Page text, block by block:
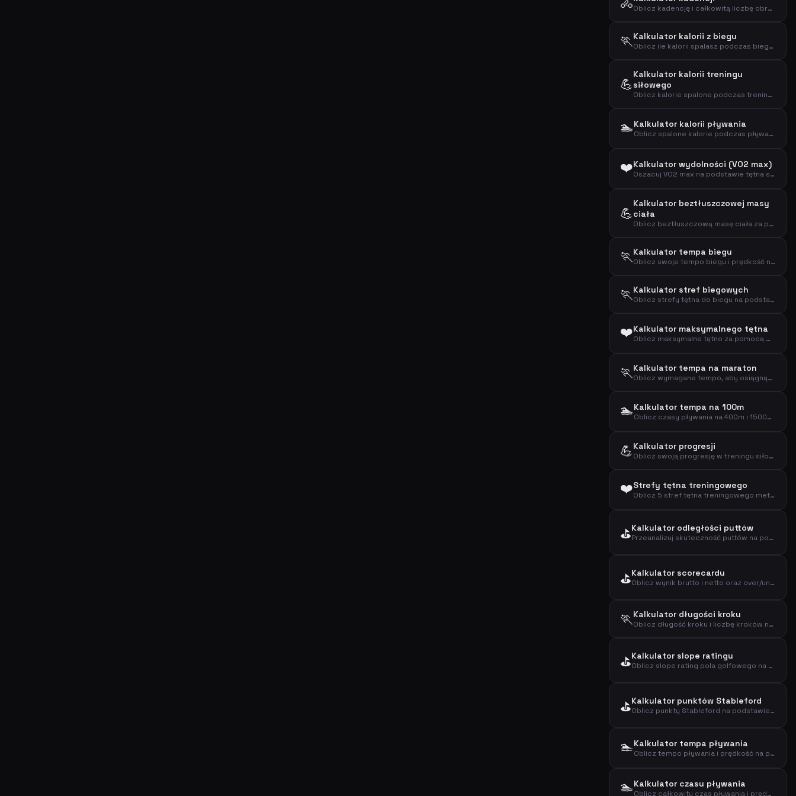
Oblicz kadencję i całkowitą liczbę obrotów pedałów podczas jazdy na rowerze
🏃Kalkulator kalorii z biegu
Oblicz ile kalorii spalasz podczas biegu na podstawie wagi i dystansu
💪
Kalkulator kalorii treningu
siłowego
Oblicz kalorie spalone podczas treningu siłowego na podstawie wagi, czasu i intensywności
🏊Kalkulator kalorii pływania
Oblicz spalone kalorie podczas pływania na podstawie wagi, czasu i intensywności
❤️Kalkulator wydolności (VO2 max)
Oszacuj VO2 max na podstawie tętna spoczynkowego, wieku i płci za pomocą wzoru Utha
💪
Kalkulator beztłuszczowej masy
ciała
Oblicz beztłuszczową masę ciała za pomocą wzoru Boera na podstawie płci, wagi i wzrostu
🏃Kalkulator tempa biegu
Oblicz swoje tempo biegu i prędkość na podstawie dystansu i czasu
🏃Kalkulator stref biegowych
Oblicz strefy tętna do biegu na podstawie wieku i tętna spoczynkowego (wzór Karvonena)
❤️Kalkulator maksymalnego tętna
Oblicz maksymalne tętno za pomocą wzorów Tanaki i Foxa na podstawie wieku
🏃Kalkulator tempa na maraton
Oblicz wymagane tempo, aby osiągnąć cel na maratonie (42,195 km)
🏊Kalkulator tempa na 100m
Oblicz czasy pływania na 400m i 1500m na podstawie tempa na 100m
💪Kalkulator progresji
Oblicz swoją progresję w treningu siłowym w czasie
❤️Strefy tętna treningowego
Oblicz 5 stref tętna treningowego metodą Karvonena na podstawie wieku i tętna spoczynkowego
⛳Kalkulator odległości puttów
Przeanalizuj skuteczność puttów na podstawie odległości, liczby i trafień
⛳Kalkulator scorecardu
Oblicz wynik brutto i netto oraz over/under par dla rundy golfa
🏃Kalkulator długości kroku
Oblicz długość kroku i liczbę kroków na kilometr na podstawie wzrostu i płci
⛳Kalkulator slope ratingu
Oblicz slope rating pola golfowego na podstawie scratch i bogey ratingu
⛳Kalkulator punktów Stableford
Oblicz punkty Stableford na podstawie wyniku, par i handicapu
🏊Kalkulator tempa pływania
Oblicz tempo pływania i prędkość na podstawie dystansu i czasu
🏊Kalkulator czasu pływania
Oblicz całkowity czas pływania i prędkość na podstawie dystansu i tempa na 100m